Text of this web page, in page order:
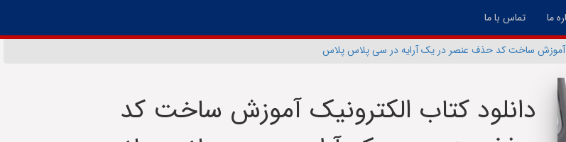
ما تماس با ما
آموزش ساخت کد حذف عنصر در یک آرایه در سی پلاس پلاس
دانلود کتاب الکترونیک آموزش ساخت کد